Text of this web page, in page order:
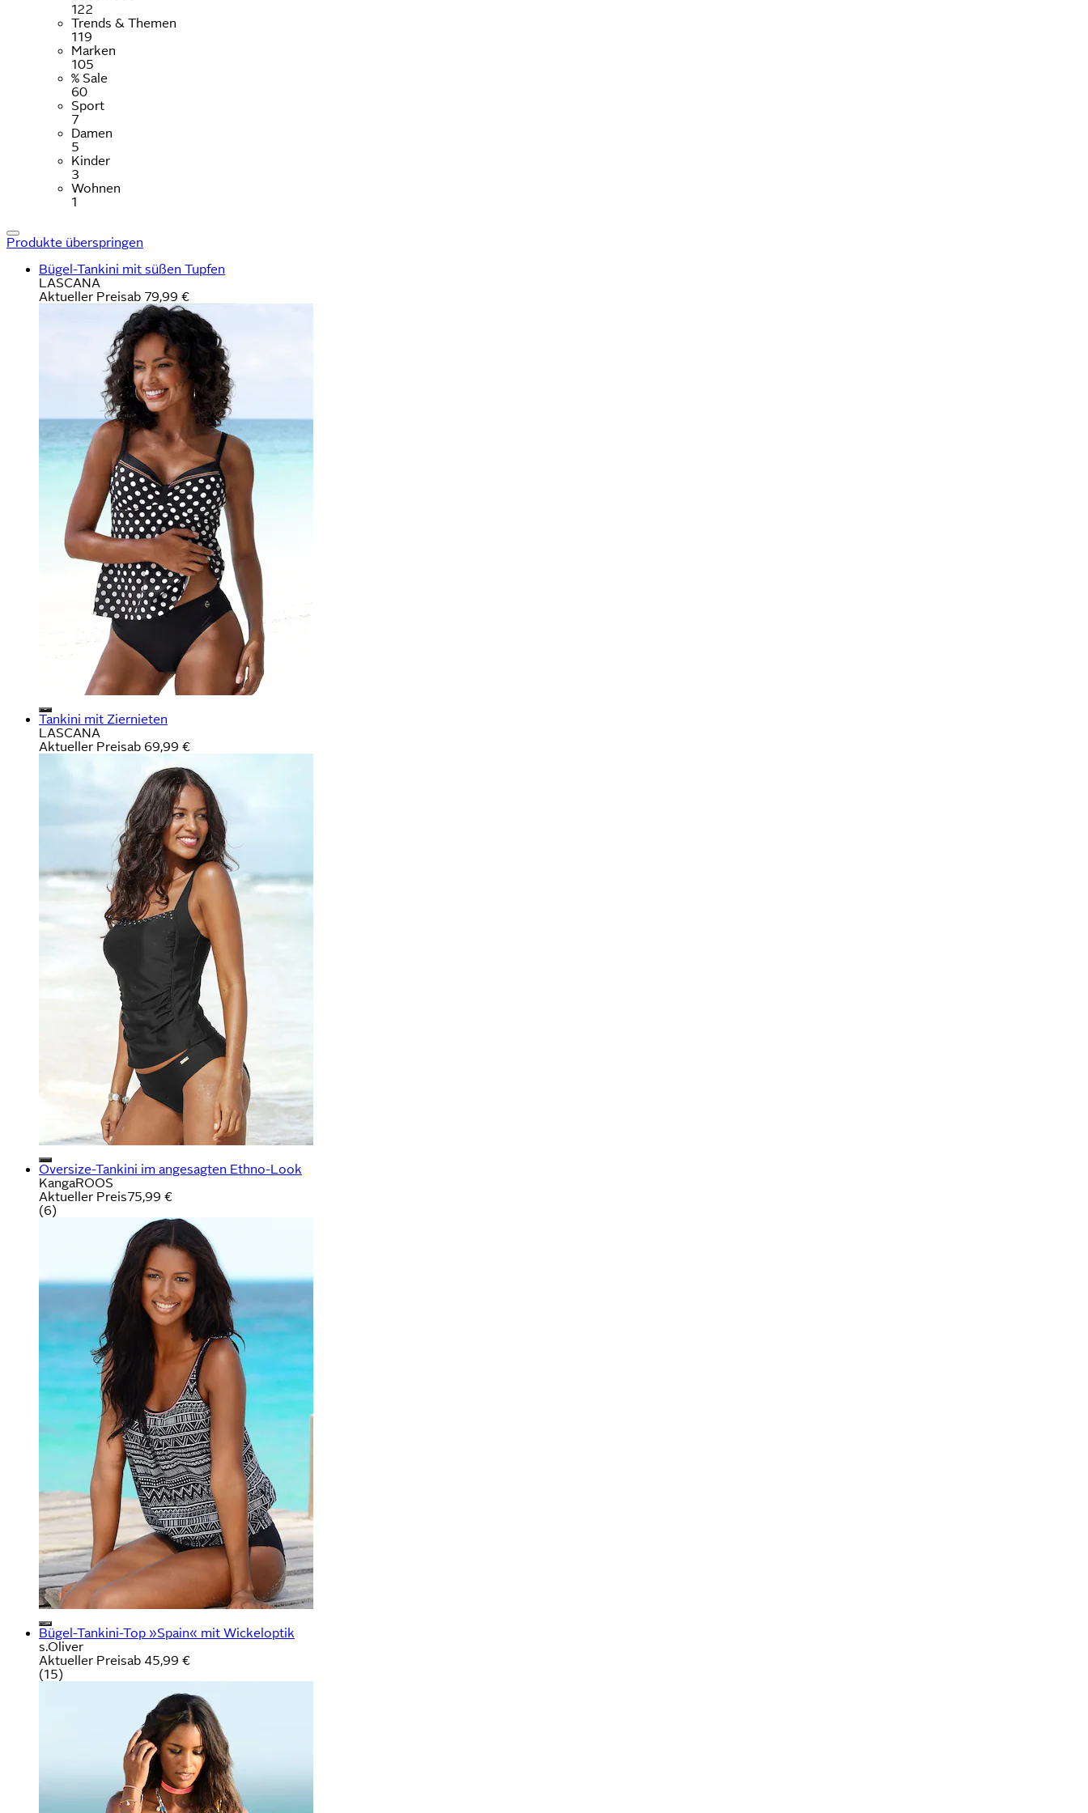
122
Trends & Themen
119
Marken
105
% Sale
60
Sport
7
Damen
5
Kinder
3
Wohnen
1
Produkte überspringen
Bügel-Tankini mit süßen Tupfen
LASCANA
Aktueller Preisab 79,99 €
Tankini mit Ziernieten
LASCANA
Aktueller Preisab 69,99 €
Oversize-Tankini im angesagten Ethno-Look
KangaROOS
Aktueller Preis75,99 €
(6)
Bügel-Tankini-Top »Spain« mit Wickeloptik
s.Oliver
Aktueller Preisab 45,99 €
(15)